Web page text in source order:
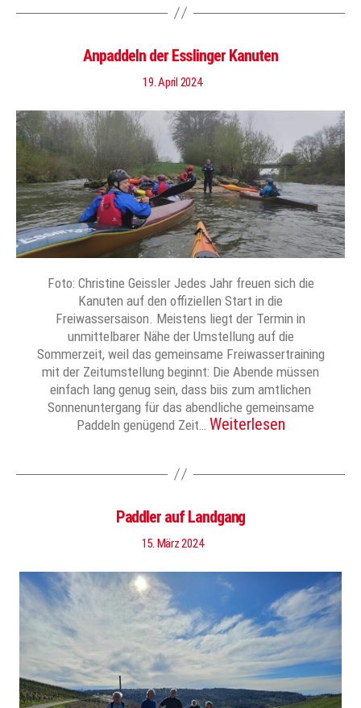
Anpaddeln der Esslinger Kanuten
19. April 2024
Foto: Christine Geissler Jedes Jahr freuen sich die
Kanuten auf den offiziellen Start in die
Freiwassersaison. Meistens liegt der Termin in
unmittelbarer Nähe der Umstellung auf die
Sommerzeit, weil das gemeinsame Freiwassertraining
mit der Zeitumstellung beginnt: Die Abende müssen
einfach lang genug sein, dass biis zum amtlichen
Sonnenuntergang für das abendliche gemeinsame
Paddeln genügend Zeit… Weiterlesen
Paddler auf Landgang
15. März 2024